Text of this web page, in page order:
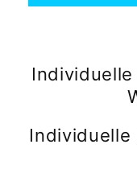
Individuelle